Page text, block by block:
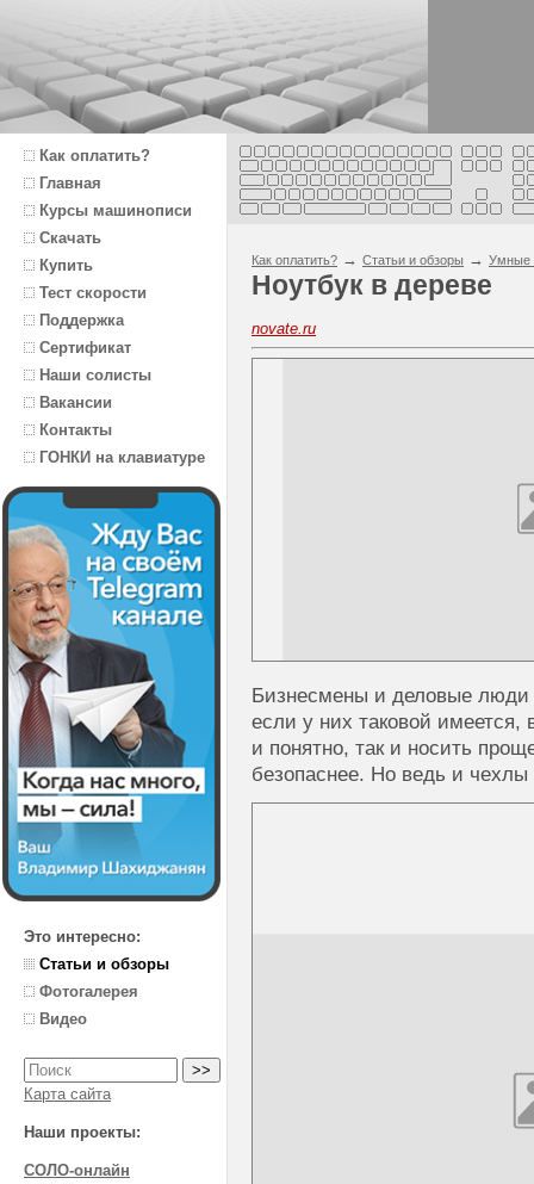
Как оплатить?
Главная
Курсы машинописи
Скачать
Купить
Тест скорости
Поддержка
Сертификат
Наши солисты
Вакансии
Контакты
ГОНКИ на клавиатуре
Это интересно:
Статьи и обзоры
Фотогалерея
Видео
Карта сайта
Наши проекты:
СОЛО-онлайн
Как оплатить? → Статьи и обзоры → Умные
Ноутбук в дереве
novate.ru
Бизнесмены и деловые люди
если у них таковой
и понятно, так и носить
безопаснее. Но ведь и